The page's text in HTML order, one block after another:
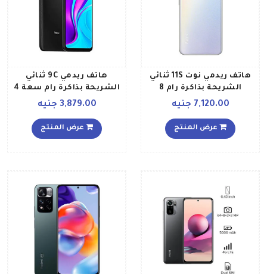
هاتف ريدمي نوت 11S ثنائي
الشريحة بذاكرة رام 8
LTE بلون أبيض لؤلؤي إصدار
7,120.00 جنيه
عرض المنتج
هاتف ريدمي 9C ثنائي
الشريحة بذاكرة رام سعة 4
جيجابايت وذاكرة داخلية
تقنية 4G LTE، بلون رمادي
3,879.00 جنيه
عرض المنتج